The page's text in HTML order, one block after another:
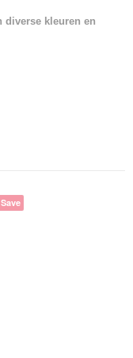
diverse kleuren en
Save